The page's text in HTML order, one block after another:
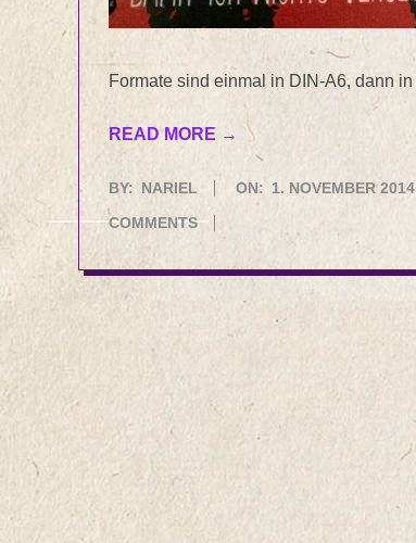
Formate sind einmal in DIN-A6, dann
READ MORE →
2014-
11-
BY: NARIEL ON: 1. NOVEMBER 2014
COMMENTS